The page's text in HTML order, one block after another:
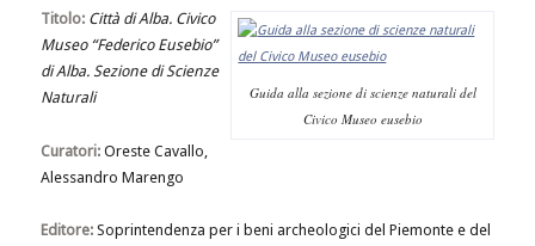
Guida alla sezione di scienze naturali del
Civico Museo eusebio
Titolo: Città di Alba. Civico
Museo “Federico Eusebio”
di Alba. Sezione di Scienze
Naturali
Curatori:Oreste Cavallo,
Alessandro Marengo
Editore:Soprintendenza per i beni archeologici del Piemonte e del